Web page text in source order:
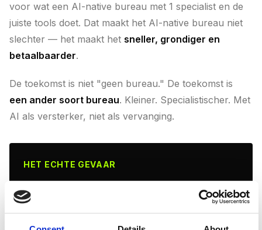
voor wat een AI-native bureau met 1 specialist en de
juiste tools doet. Dat maakt het AI-native bureau niet
slechter — het maakt het sneller, grondiger en
betaalbaarder.
De toekomst is niet "geen bureau." De toekomst is
een ander soort bureau. Kleiner. Specialistischer. Met
AI als versterker, niet als vervanging.
HET ECHTE GEVAAR
Het gevaar is niet dat AI jouw bureau overbodig
maakt. Het gevaar is dat een concurrent die AI
wel
omarmt, dezelfde kwaliteit levert tegen de